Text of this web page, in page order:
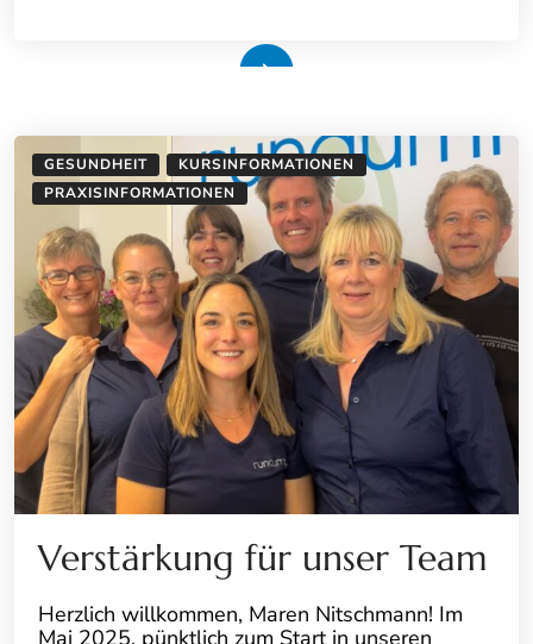
GESUNDHEIT
KURSINFORMATIONEN
PRAXISINFORMATIONEN
Verstärkung für unser Team
Herzlich willkommen, Maren Nitschmann! Im
Mai 2025, pünktlich zum Start in unseren